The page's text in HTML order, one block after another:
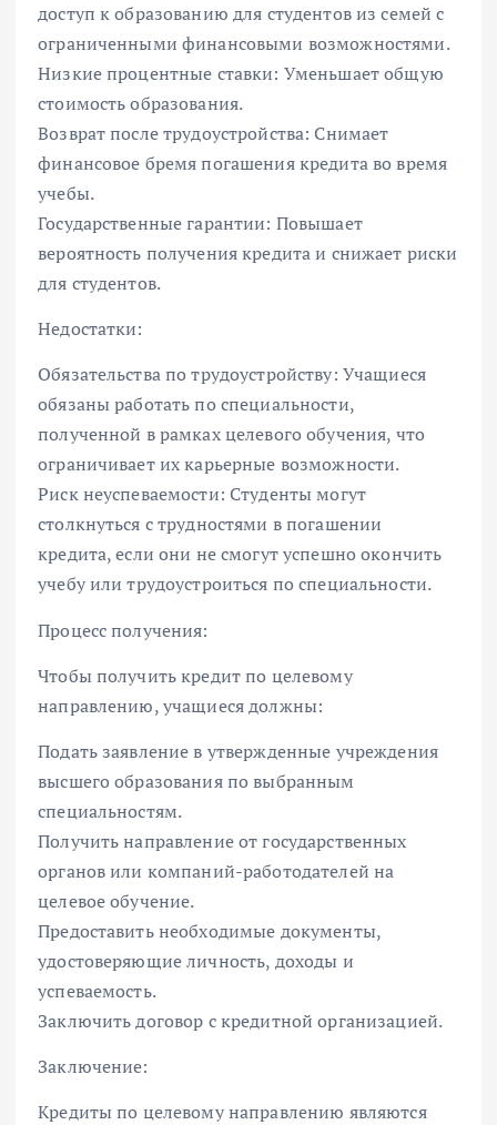
доступ к образованию для студентов из семей с
ограниченными финансовыми возможностями.
Низкие процентные ставки: Уменьшает общую
стоимость образования.
Возврат после трудоустройства: Снимает
финансовое бремя погашения кредита во время
учебы.
Государственные гарантии: Повышает
вероятность получения кредита и снижает риски
для студентов.
Недостатки:
Обязательства по трудоустройству: Учащиеся
обязаны работать по специальности,
полученной в рамках целевого обучения, что
ограничивает их карьерные возможности.
Риск неуспеваемости: Студенты могут
столкнуться с трудностями в погашении
кредита, если они не смогут успешно окончить
учебу или трудоустроиться по специальности.
Процесс получения:
Чтобы получить кредит по целевому
направлению, учащиеся должны:
Подать заявление в утвержденные учреждения
высшего образования по выбранным
специальностям.
Получить направление от государственных
органов или компаний-работодателей на
целевое обучение.
Предоставить необходимые документы,
удостоверяющие личность, доходы и
успеваемость.
Заключить договор с кредитной организацией.
Заключение:
Кредиты по целевому направлению являются